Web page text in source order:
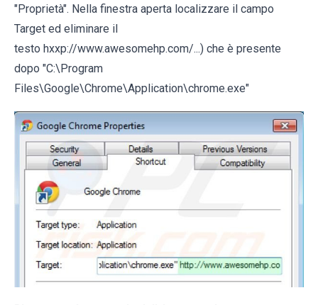
"Proprietà". Nella finestra aperta localizzare il campo
Target ed eliminare il
testo hxxp://www.awesomehp.com/...) che è presente
dopo "C:\Program
Files\Google\Chrome\Application\chrome.exe"